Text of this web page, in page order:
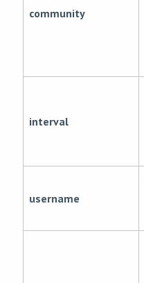
community
interval
username